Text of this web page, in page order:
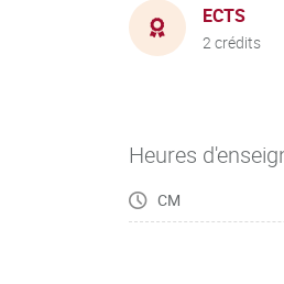
ECTS
2 crédits
Heures
CM